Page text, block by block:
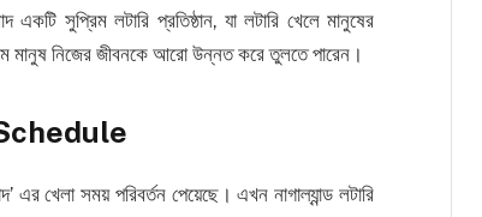
সুপ্রিম লটারি প্রতিষ্ঠান, যা লটারি খেলে মানুষের
মানুষ নিজের জীবনকে আরো উন্নত করে তুলতে পারেন।
খেলা সময় পরিবর্তন পেয়েছে। এখন নাগাল্যান্ড লটারি